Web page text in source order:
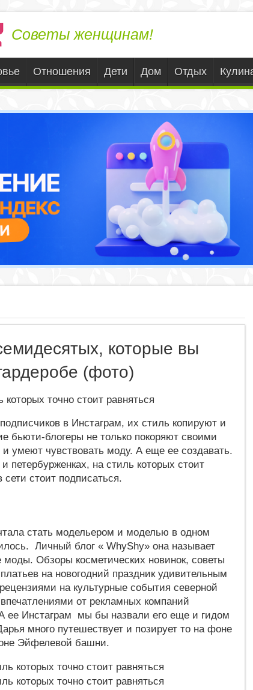
Советы женщинам!
Отношения Дети Дом Отдых
которые вы
(фото)
точно стоит равняться
в Инстаграм, их стиль копируют и
бьюти-блогеры не только покоряют своими
умеют чувствовать моду. А еще ее создавать.
петербурженках, на стиль которых стоит
стоит подписаться.
стать модельером и моделью в одном
Личный блог « WhyShy» она называет
Обзоры косметических новинок, советы
на новогодний праздник удивительным
на культурные события северной
от рекламных компаний
ее Инстаграм мы бы назвали его еще и гидом
много путешествует и позирует то на фоне
Эйфелевой башни.